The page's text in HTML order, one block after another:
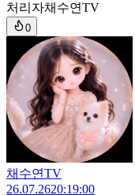
처리자채수연TV
0
채수연TV
26.07.2620:19:00